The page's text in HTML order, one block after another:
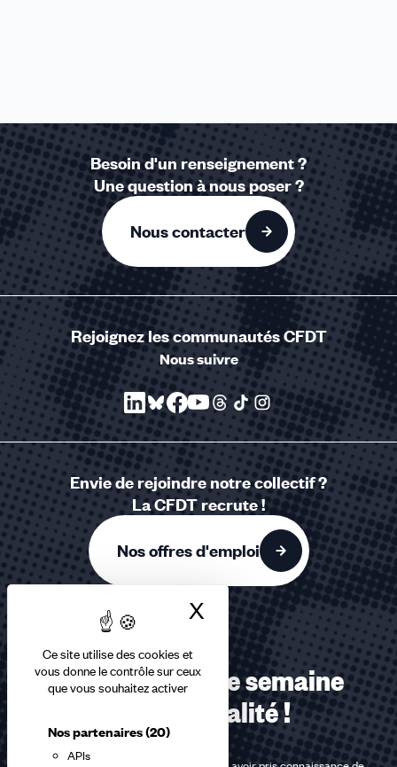
Ce site utilise des cookies et
vous donne le contrôle sur ceux
que vous souhaitez activer
Nos partenaires(20)
APIs
X Masquer le
Besoin d'un renseignement ?
Une question à nous poser ?
Nous contacter
Rejoignez les communautés CFDT
Nous suivre
Envie de rejoindre notre collectif ?
La CFDT recrute !
Nos offres d'emploi
Recevez chaque semaine
notre actualité !